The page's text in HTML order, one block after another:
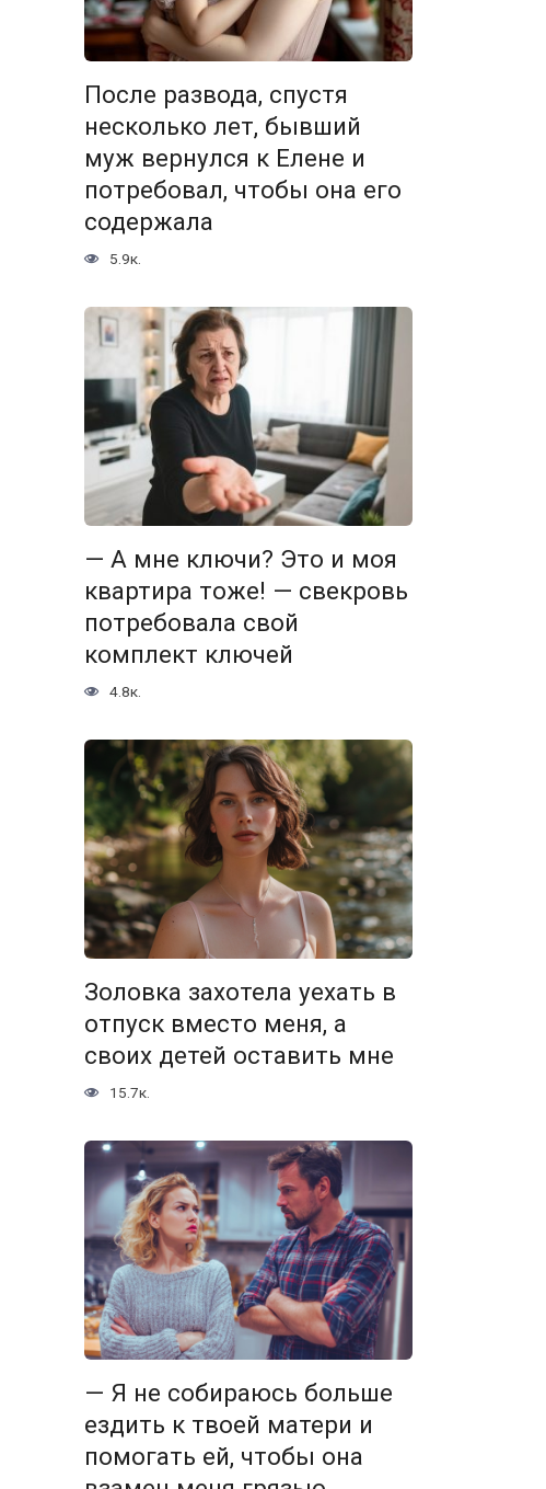
После развода, спустя
несколько лет, бывший
муж вернулся к Елене и
потребовал, чтобы она его
содержала
5.9к.
— А мне ключи? Это и моя
квартира тоже! — свекровь
потребовала свой
комплект ключей
4.8к.
Золовка захотела уехать в
отпуск вместо меня, а
своих детей оставить мне
15.7к.
— Я не собираюсь больше
ездить к твоей матери и
помогать ей, чтобы она